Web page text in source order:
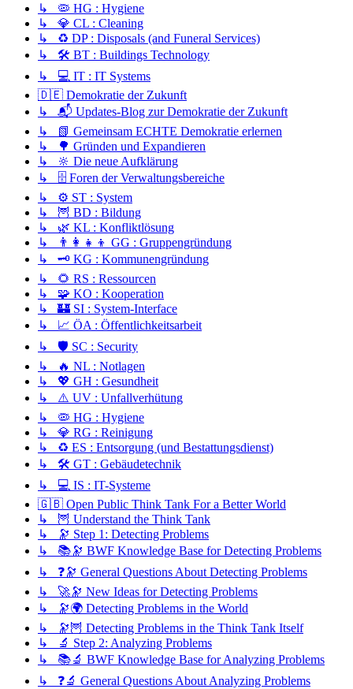
↳ 🦠 HG : Hygiene
↳ 💎 CL : Cleaning
↳ ♻️ DP : Disposals (and Funeral Services)
↳ 🛠️ BT : Buildings Technology
↳ 💻 IT : IT Systems
🇩🇪 Demokratie der Zukunft
↳ 📬 Updates-Blog zur Demokratie der Zukunft
↳ 📗 Gemeinsam ECHTE Demokratie erlernen
↳ 🌳 Gründen und Expandieren
↳ 🔆 Die neue Aufklärung
↳ 🗄️ Foren der Verwaltungsbereiche
↳ ⚙️ ST : System
↳ 🦉 BD : Bildung
↳ 🌿 KL : Konfliktlösung
↳ 👨‍👩‍👧‍👦 GG : Gruppengründung
↳ 🗝️ KG : Kommunengründung
↳ 🌻 RS : Ressourcen
↳ 🧩 KO : Kooperation
↳ 🏰 SI : System-Interface
↳ 📈 ÖA : Öffentlichkeitsarbeit
↳ 🛡️ SC : Security
↳ 🔥 NL : Notlagen
↳ 💖 GH : Gesundheit
↳ ⚠️ UV : Unfallverhütung
↳ 🦠 HG : Hygiene
↳ 💎 RG : Reinigung
↳ ♻️ ES : Entsorgung (und Bestattungsdienst)
↳ 🛠️ GT : Gebäudetechnik
↳ 💻 IS : IT-Systeme
🇬🇧 Open Public Think Tank For a Better World
↳ 🦉 Understand the Think Tank
↳ 🔭 Step 1: Detecting Problems
↳ 📚🔭 BWF Knowledge Base for Detecting Problems
↳ ❓🔭 General Questions About Detecting Problems
↳ 🚀🔭 New Ideas for Detecting Problems
↳ 🔭🌍 Detecting Problems in the World
↳ 🔭🦉 Detecting Problems in the Think Tank Itself
↳ 🔬 Step 2: Analyzing Problems
↳ 📚🔬 BWF Knowledge Base for Analyzing Problems
↳ ❓🔬 General Questions About Analyzing Problems